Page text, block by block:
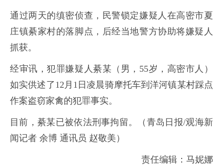
通过两天的缜密侦查，民警锁定嫌疑人在高密市夏
庄镇綦家村的落脚点，后经当地警方协助将嫌疑人
抓获。
经审讯，犯罪嫌疑人綦某（男，55岁，高密市人）
如实供述了12月1日凌晨骑摩托车到洋河镇某村踩点
作案盗窃家禽的犯罪事实。
目前，綦某已被依法刑事拘留。（青岛日报/观海新
闻记者 余博 通讯员 赵敬美）
责任编辑：马妮娜